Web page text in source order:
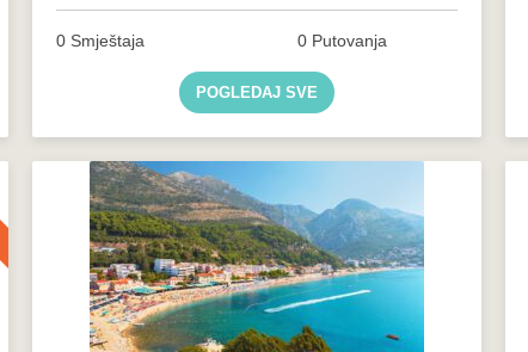
0 Smještaja 0 Putovanja
POGLEDAJ SVE